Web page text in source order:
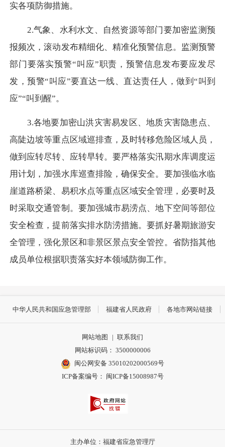
实各项防御措施。
2.气象、水利水文、自然资源等部门要加密监测预
报频次，滚动发布精细化、精准化预警信息。监测预警
部门要落实预警“叫应”职责，预警信息发布要应发尽
发，预警“叫应”要直达一线、直达责任人，做到“叫到
应”“叫到醒”。
3.各地要加密山洪灾害易发区、地质灾害隐患点、
高陡边坡等重点区域巡排查，及时转移危险区域人员，
做到应转尽转、应转早转。要严格落实汛期水库调度运
用计划，加强水库巡查排险，确保安全。要加强临水临
崖道路桥梁、易积水点等重点区域安全管理，必要时及
时采取交通管制。要加强城市易涝点、地下空间等部位
安全检查，提前落实排水防涝措施。要抓好暑期旅游安
全管理，强化景区和非景区景点安全管控。省防指其他
成员单位根据职责落实好本领域防御工作。
中华人民共和国应急管理部 福建省人民政府 各地市网站链接
网站地图 | 联系我们
网站标识码： 3500000006
闽公网安备 35010202000569号
ICP备案编号： 闽ICP备15008987号
主办单位：福建省应急管理厅